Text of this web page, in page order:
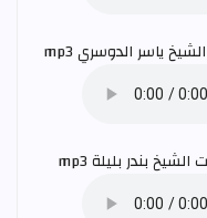
ياسر الدوسريmp3
بندر بليلة